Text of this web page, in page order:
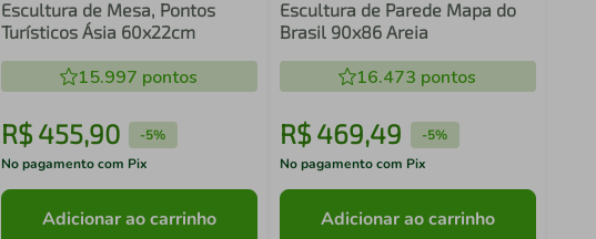
Escultura de Mesa, Pontos
Turísticos Ásia 60x22cm
15.997 pontos
R$ 455,90 -5%
No pagamento com Pix
Adicionar ao carrinho
Escultura de Parede Mapa do
Brasil 90x86 Areia
16.473 pontos
R$ 469,49 -5%
No pagamento com Pix
Adicionar ao carrinho